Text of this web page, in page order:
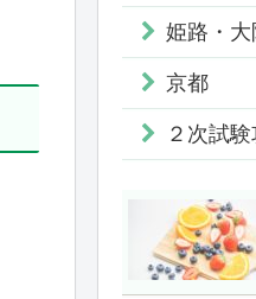
姫路・大
京都
２次試